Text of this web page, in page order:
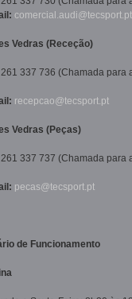
comercial.audi@tecsport.pt
Vedras (Receção)
261 337 736 (Chamada para
recepcao@tecsport.pt
Vedras (Peças)
261 337 737 (Chamada para
pecas@tecsport.pt
de Funcionamento